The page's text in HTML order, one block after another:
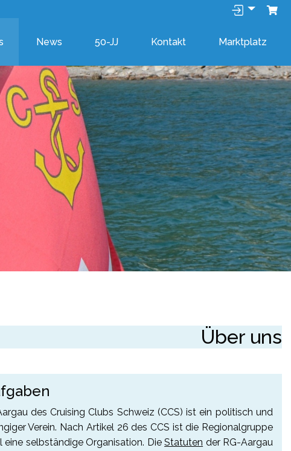
News 50-JJ Kontakt Marktplatz
Über uns
des Cruising Clubs Schweiz (CCS) ist ein politisch und
Verein. Nach Artikel 26 des CCS ist die Regionalgruppe
eine selbständige Organisation. DieStatuten der RG-Aargau